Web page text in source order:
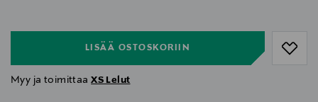
LISÄÄ OSTOSKORIIN
Myy ja toimittaaXS Lelut